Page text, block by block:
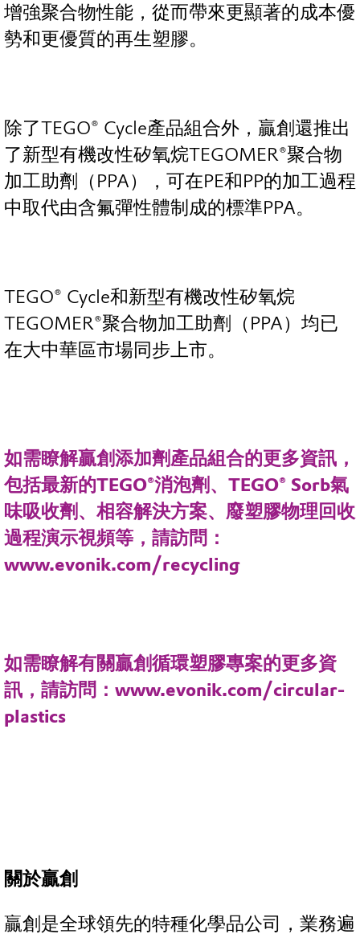
增強聚合物性能，從而帶來更顯著的成本優
勢和更優質的再生塑膠。
除了TEGO® Cycle產品組合外，贏創還推出
了新型有機改性矽氧烷TEGOMER®聚合物
加工助劑（PPA），可在PE和PP的加工過程
中取代由含氟彈性體制成的標準PPA。
TEGO® Cycle和新型有機改性矽氧烷
TEGOMER®聚合物加工助劑（PPA）均已
在大中華區市場同步上市。
如需瞭解贏創添加劑產品組合的更多資訊，
包括最新的TEGO®消泡劑、TEGO® Sorb氣
味吸收劑、相容解決方案、廢塑膠物理回收
過程演示視頻等，請訪問：
www.evonik.com/recycling
如需瞭解有關贏創循環塑膠專案的更多資
訊，請訪問：www.evonik.com/circular-
plastics
關於贏創
贏創是全球領先的特種化學品公司，業務遍